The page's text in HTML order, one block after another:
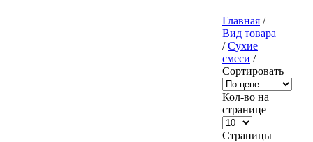
Главная /
Вид товара
/Сухие
смеси /
Сортировать
Кол-во на
странице
Страницы